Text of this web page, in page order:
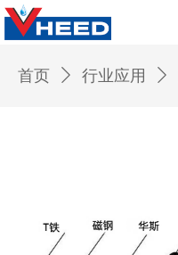
首页 ꄲ 行业应用 ꄲ